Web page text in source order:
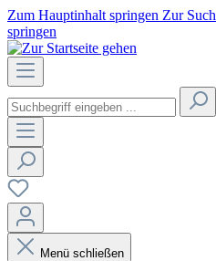
Zum Hauptinhalt springen Zur
springen
Menü schließen